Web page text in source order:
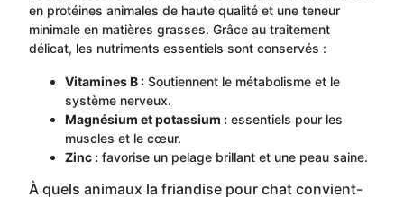
en protéines animales de haute qualité et une teneur
minimale en matières grasses. Grâce au traitement
délicat, les nutriments essentiels sont conservés :
Vitamines B : Soutiennent le métabolisme et le
système nerveux.
Magnésium et potassium : essentiels pour les
muscles et le cœur.
Zinc : favorise un pelage brillant et une peau saine.
À quels animaux la friandise pour chat convient-